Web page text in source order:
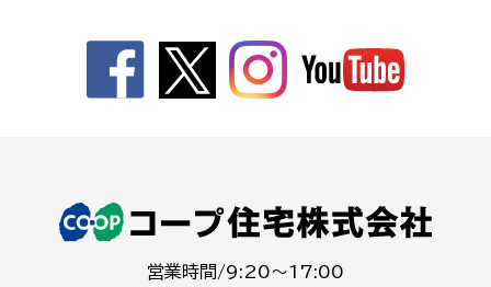
営業時間/9:20～17:00